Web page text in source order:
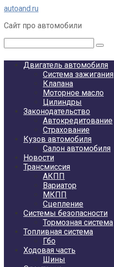
Перейти
контенту
autoand.ru
Сайт про автомобили
Двигатель автомобиля
Система зажигания
Клапана
Моторное масло
Цилиндры
Законодательство
Автокредитование
Страхование
Кузов автомобиля
Салон автомобиля
Новости
Трансмиссия
АКПП
Вариатор
МКПП
Сцепление
Системы безопасности
Тормозная система
Топливная система
Гбо
Ходовая часть
Шины